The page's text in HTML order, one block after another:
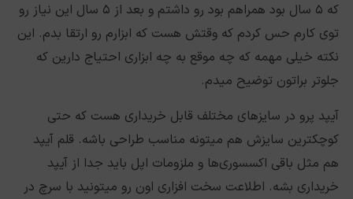
که ۵ سال بود همراهم بود رو داشتم و بعد از ۵ سال این نیاز رو
توی کارم حس کردم که وقتش هست که ابزارم رو ارتقا بدم. این
نکته خیلی مهمه که چه موقع به چه ابزاری احتیاج دارین که
جلوتر براتون توضیح میدم.
آیپد پرو در سایزهای مختلف قابل خریداری هست که حتی
کوچکترین سایزش هم میتونه مناسب طراحی باشه. قلم آیپد
هم مثل باقی اکسسوری‌ها و ملزومات اپل باید جدا از آیپد
خریداری بشه. اطلاعت سخت افزاری اون رو میتونید با سرچ در